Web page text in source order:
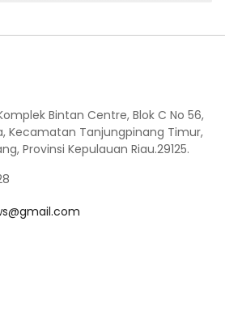
Bintan Centre, Blok C No 56,
Kecamatan Tanjungpinang Timur,
Provinsi Kepulauan Riau.29125.